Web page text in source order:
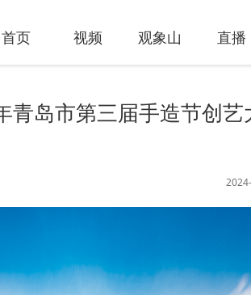
首页 视频 观象山 直播
青岛市第三届手造节创艺